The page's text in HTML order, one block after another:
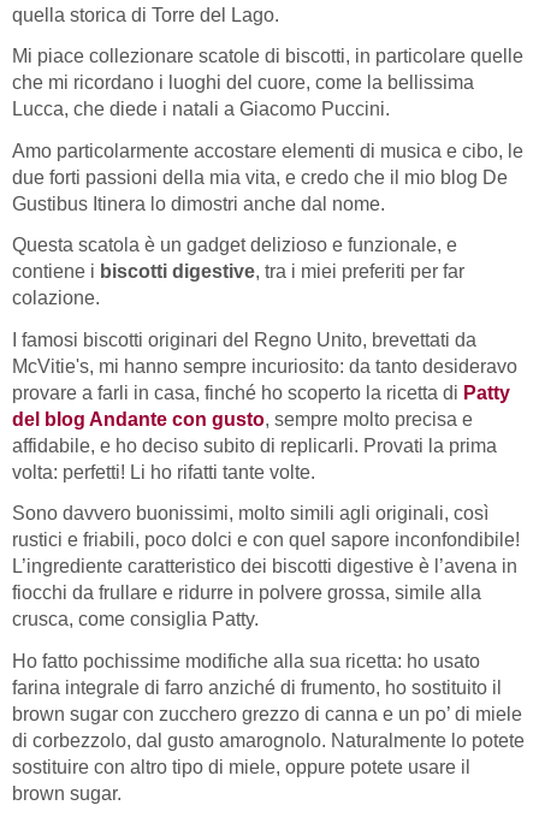
quella storica di Torre del Lago.
Mi piace collezionare scatole di biscotti, in particolare quelle
che mi ricordano i luoghi del cuore, come la bellissima
Lucca, che diede i natali a Giacomo Puccini.
Amo particolarmente accostare elementi di musica e cibo, le
due forti passioni della mia vita, e credo che il mio blog De
Gustibus Itinera lo dimostri anche dal nome.
Questa scatola è un gadget delizioso e funzionale, e
contiene i biscotti digestive, tra i miei preferiti per far
colazione.
I famosi biscotti originari del Regno Unito, brevettati da
McVitie's, mi hanno sempre incuriosito: da tanto desideravo
provare a farli in casa, finché ho scoperto la ricetta di Patty
del blog Andante con gusto, sempre molto precisa e
affidabile, e ho deciso subito di replicarli. Provati la prima
volta: perfetti! Li ho rifatti tante volte.
Sono davvero buonissimi, molto simili agli originali, così
rustici e friabili, poco dolci e con quel sapore inconfondibile!
L’ingrediente caratteristico dei biscotti digestive è l’avena in
fiocchi da frullare e ridurre in polvere grossa, simile alla
crusca, come consiglia Patty.
Ho fatto pochissime modifiche alla sua ricetta: ho usato
farina integrale di farro anziché di frumento, ho sostituito il
brown sugar con zucchero grezzo di canna e un po’ di miele
di corbezzolo, dal gusto amarognolo. Naturalmente lo potete
sostituire con altro tipo di miele, oppure potete usare il
brown sugar.